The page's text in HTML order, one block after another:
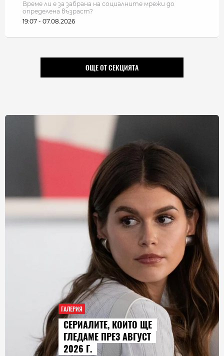
Време ли е за забрана на социалните мрежи до
определена възраст?
19:07 - 07.08.2026
ОЩЕ ОТ СЕКЦИЯТА
ГАЛЕРИЯ
AUDI Q9
ГОЛЕМИЯТ
ИСТОРИЯТА
КОИТО ЩЕ
АВГУСТ